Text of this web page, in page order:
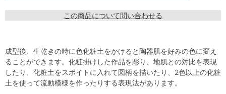
この商品について問い合わせる
成型後、生乾きの時に色化粧土をかけると陶器肌を好みの色に変え
ることができます。化粧掛けした作品を彫り、地肌との対比を表現
したり、化粧土をスポイトに入れて図柄を描いたり、2色以上の化粧
土を使って流動模様を作ったりする表現法があります。